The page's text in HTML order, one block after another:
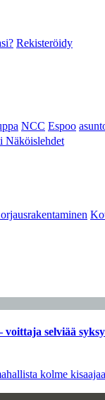
Rekisteröidy
NCC Espoo
Näköislehdet
voittaja selviää
kolme